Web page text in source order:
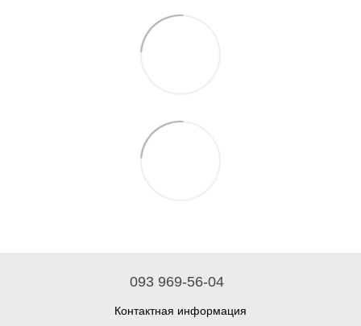
093 969-56-04
Контактная информация